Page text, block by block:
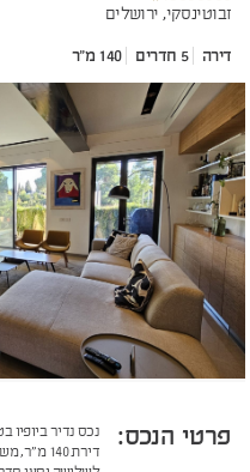
זבוטינסקי, ירושלים
דירה 5 חדרים 140 מ"ר
פרטי הנכס:
נכס נדיר ביופיו
דירת